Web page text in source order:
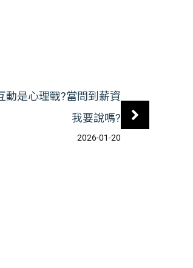
動是心理戰?當問到薪資
我要說嗎?
2026-01-20